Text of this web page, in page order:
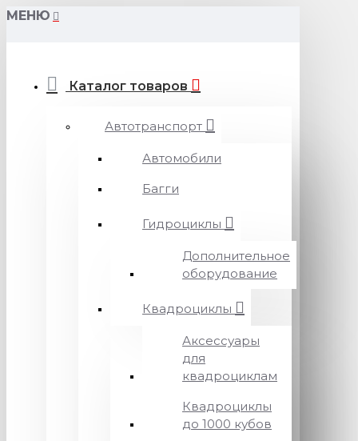
МЕНЮ
Каталог товаров
Автотранспорт
Автомобили
Багги
Гидроциклы
Дополнительное
оборудование
Квадроциклы
Аксессуары
для
квадроциклам
Квадроциклы
до 1000 кубов